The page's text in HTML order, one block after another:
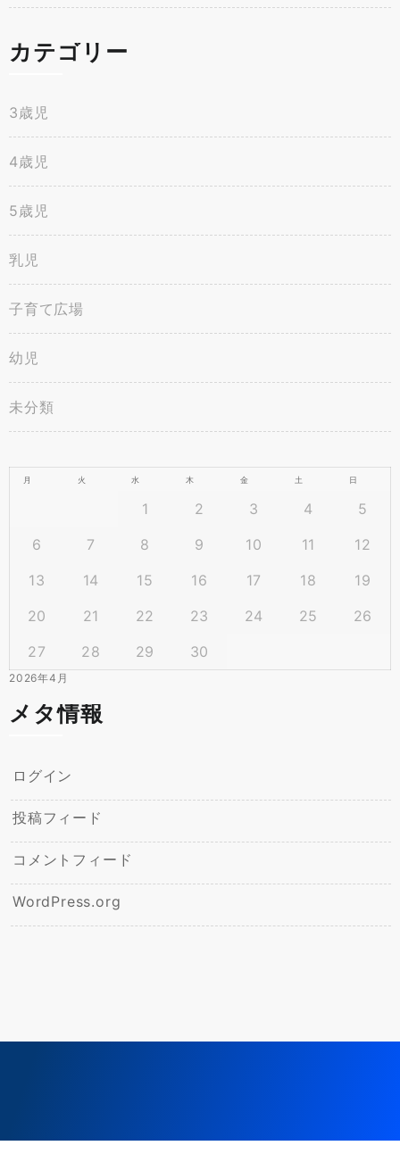
カテゴリー
3歳児
4歳児
5歳児
乳児
子育て広場
幼児
未分類
2026年4月
月 火 水 木 金 土 日
1 2 3 4
5
6
7 8 9 10 11
12
13
14 15 16 17 18
19
20
21 22 23 24 25
26
27
28 29 30
メタ情報
ログイン
投稿フィード
コメントフィード
WordPress.org